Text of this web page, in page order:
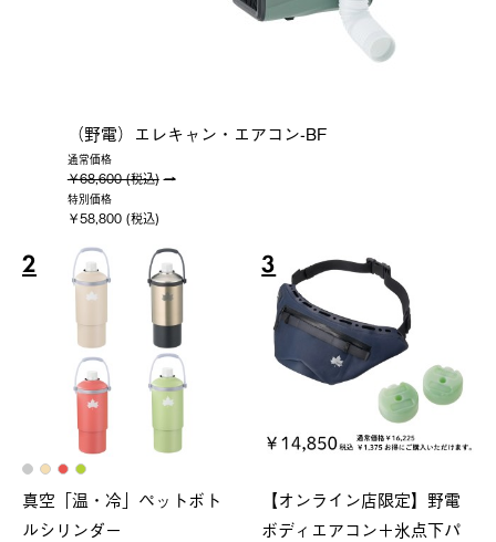
（野電）エレキャン・エアコン-BF
通常価格
￥68,600 (税込)
特別価格
￥58,800 (税込)
2
真空「温・冷」ペットボト
ルシリンダー
3
【オンライン店限定】野電
ボディエアコン＋氷点下パ